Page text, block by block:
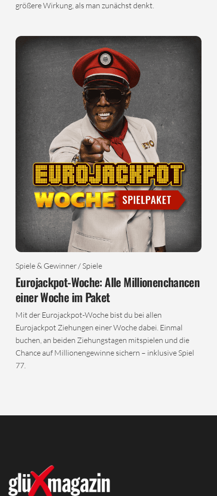
größere Wirkung, als man zunächst denkt.
Spiele & Gewinner / Spiele
Eurojackpot-Woche: Alle Millionenchancen
einer Woche im Paket
Mit der Eurojackpot-Woche bist du bei allen
Eurojackpot Ziehungen einer Woche dabei. Einmal
buchen, an beiden Ziehungstagen mitspielen und die
Chance auf Millionengewinne sichern – inklusive Spiel
77.